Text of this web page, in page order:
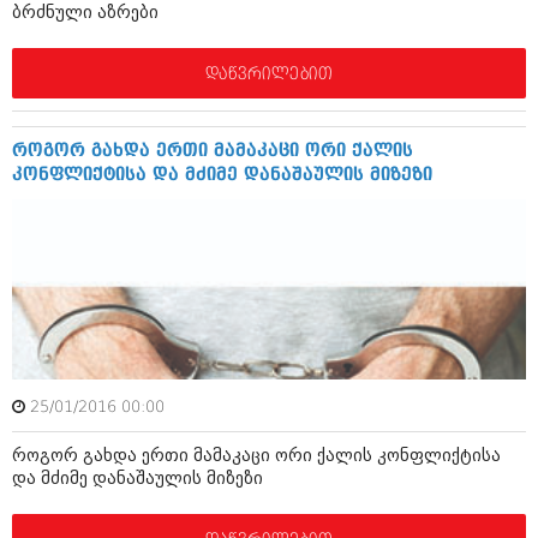
იანვარი 2016 (206)
ნოემბერი 2015 (264)
სექტემბერი 2015 (215)
ივლისი 2015 (173)
ივნისი 2015 (261)
იანვარი 2015 (247)
დეკემბერი 2014 (342)
ნოემბერი 2014 (290)
ოქტომბერი 2014 (292)
სექტემბერი 2014 (394)
ივლისი 2014 (313)
ივნისი 2014 (366)
აპრილი 2014 (290)
ბრძნული აზრები
დაწვრილებით
როგორ გახდა ერთი მამაკაცი ორი ქალის
კონფლიქტისა და მძიმე დანაშაულის მიზეზი
25/01/2016 00:00
როგორ გახდა ერთი მამაკაცი ორი ქალის კონფლიქტისა
და მძიმე დანაშაულის მიზეზი